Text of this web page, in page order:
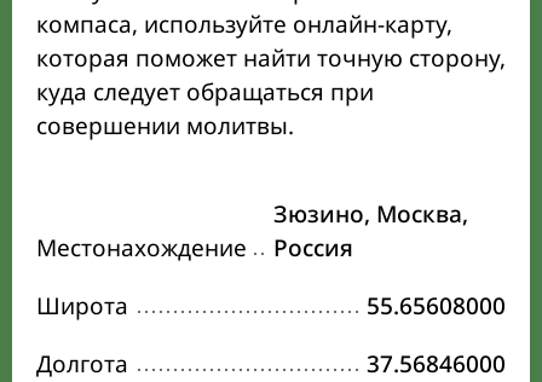
компаса, используйте онлайн-карту,
которая поможет найти точную сторону,
куда следует обращаться при
совершении молитвы.
Местонахождение
Зюзино, Москва,
Россия
Широта
55.65608000
Долгота
37.56846000